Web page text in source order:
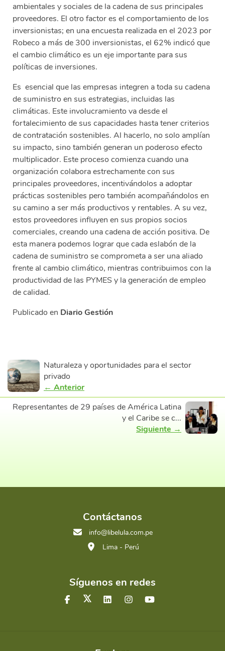
ambientales y sociales de la cadena de sus principales
proveedores. El otro factor es el comportamiento de los
inversionistas; en una encuesta realizada en el 2023 por
Robeco a más de 300 inversionistas, el 62% indicó que
el cambio climático es un eje importante para sus
políticas de inversiones.
Es esencial que las empresas integren a toda su cadena
de suministro en sus estrategias, incluidas las
climáticas. Este involucramiento va desde el
fortalecimiento de sus capacidades hasta tener criterios
de contratación sostenibles. Al hacerlo, no solo amplían
su impacto, sino también generan un poderoso efecto
multiplicador. Este proceso comienza cuando una
organización colabora estrechamente con sus
principales proveedores, incentivándolos a adoptar
prácticas sostenibles pero también acompañándolos en
su camino a ser más productivos y rentables. A su vez,
estos proveedores influyen en sus propios socios
comerciales, creando una cadena de acción positiva. De
esta manera podemos lograr que cada eslabón de la
cadena de suministro se comprometa a ser una aliado
frente al cambio climático, mientras contribuimos con la
productividad de las PYMES y la generación de empleo
de calidad.
Publicado en Diario Gestión
Naturaleza y oportunidades para el sector
privado
← Anterior
Representantes de 29 países de América Latina
y el Caribe se c...
Siguiente →
Contáctanos
info@libelula.com.pe
Lima - Perú
Síguenos en redes